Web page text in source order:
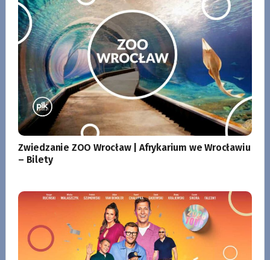
Zwiedzanie ZOO Wrocław | Afrykarium we Wrocławiu
– Bilety